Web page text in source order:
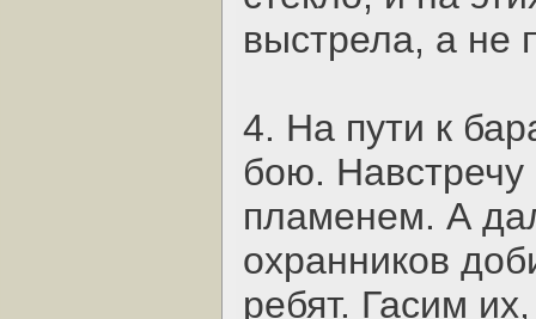
выстрела, а не
4. На пути к
бою.
пламенем. А
охранников
ребят. Гасим